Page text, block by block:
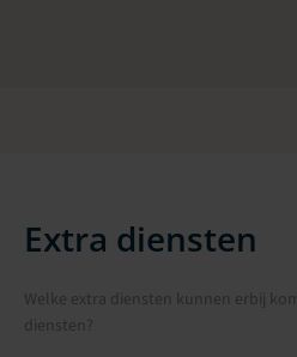
Extra diensten
Welke extra diensten kunnen erbij
diensten?